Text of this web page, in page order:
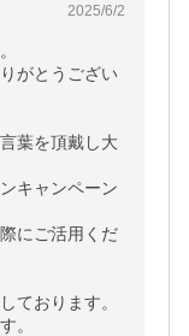
2025/6/2
がとうござい
葉を頂戴し大
キャンペーン
にご活用くだ
ております。
。